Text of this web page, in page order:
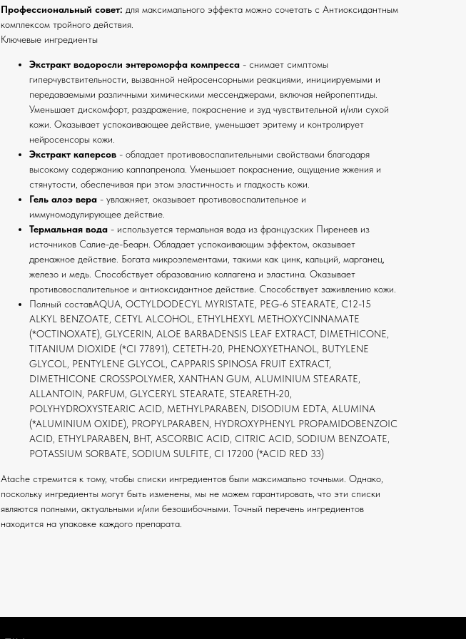
Профессиональный совет: для максимального эффекта можно сочетать с Антиоксидантным
комплексом тройного действия.
Ключевые ингредиенты
Экстракт водоросли энтероморфа компресса - снимает симптомы
гиперчувствительности, вызванной нейросенсорными реакциями, инициируемыми и
передаваемыми различными химическими мессенджерами, включая нейропептиды.
Уменьшает дискомфорт, раздражение, покраснение и зуд чувствительной и/или сухой
кожи. Оказывает успокаивающее действие, уменьшает эритему и контролирует
нейросенсоры кожи.
Экстракт каперсов - обладает противовоспалительными свойствами благодаря
высокому содержанию каппапренола. Уменьшает покраснение, ощущение жжения и
стянутости, обеспечивая при этом эластичность и гладкость кожи.
Гель алоэ вера - увлажняет, оказывает противовоспалительное и
иммуномодулирующее действие.
Термальная вода - используется термальная вода из французских Пиренеев из
источников Салие-де-Беарн. Обладает успокаивающим эффектом, оказывает
дренажное действие. Богата микроэлементами, такими как цинк, кальций, марганец,
железо и медь. Способствует образованию коллагена и эластина. Оказывает
противовоспалительное и антиоксидантное действие. Способствует заживлению кожи.
Полный составAQUA, OCTYLDODECYL MYRISTATE, PEG-6 STEARATE, C12-15
ALKYL BENZOATE, CETYL ALCOHOL, ETHYLHEXYL METHOXYCINNAMATE
(*OCTINOXATE), GLYCERIN, ALOE BARBADENSIS LEAF EXTRACT, DIMETHICONE,
TITANIUM DIOXIDE (*CI 77891), CETETH-20, PHENOXYETHANOL, BUTYLENE
GLYCOL, PENTYLENE GLYCOL, CAPPARIS SPINOSA FRUIT EXTRACT,
DIMETHICONE CROSSPOLYMER, XANTHAN GUM, ALUMINIUM STEARATE,
ALLANTOIN, PARFUM, GLYCERYL STEARATE, STEARETH-20,
POLYHYDROXYSTEARIC ACID, METHYLPARABEN, DISODIUM EDTA, ALUMINA
(*ALUMINIUM OXIDE), PROPYLPARABEN, HYDROXYPHENYL PROPAMIDOBENZOIC
ACID, ETHYLPARABEN, BHT, ASCORBIC ACID, CITRIC ACID, SODIUM BENZOATE,
POTASSIUM SORBATE, SODIUM SULFITE, CI 17200 (*ACID RED 33)
Atache стремится к тому, чтобы списки ингредиентов были максимально точными. Однако,
поскольку ингредиенты могут быть изменены, мы не можем гарантировать, что эти списки
являются полными, актуальными и/или безошибочными. Точный перечень ингредиентов
находится на упаковке каждого препарата.